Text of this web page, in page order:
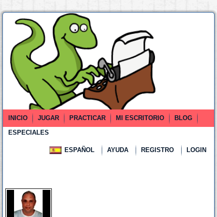
INICIO JUGAR PRACTICAR MI ESCRITORIO
BLOG
ESPECIALES
ESPAÑOL AYUDA REGISTRO LOGIN